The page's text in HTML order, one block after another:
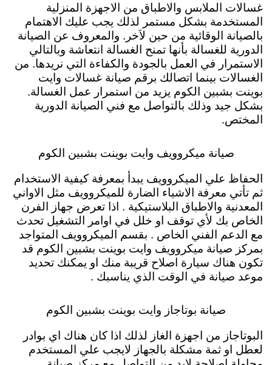
غسالات الملابس والاطباق من الاجهزة المنزلية
المستخدمة بشكل مستمر لذلك يجب عليك الاهتمام
بالصيانة الوقائية من حين لاَخر. والمعروف عن الصيانة
الدورية للغسالة بأنها تمنح الغسالة انتعاشة وبالتالي
الاستمرار في العمل بالجودة والكفاءة التي نريدها. من
الغسالات بينما اتصالك برقم صيانة غسالات وايت
بوينت بشبين الكوم يزيد من استمرار عمل الغسالة.
بشكل جيد وذلك بالتواصل مع فني الصيانة الدورية
المختص.
صيانة ميكروويف وايت بوينت بشبين الكوم
الحفاظ علي الميكروويف يبدأ بمعرفة كيفية الاستخدام
ثم تأتي معرفة الاشياء الضارة للميكروويف مثل الاواني
المعدنية والاطباق البلاستيكية . اذا تعرض جهاز الفرن
الخاص بك لأي توقف او خلل في اوامر التشغيل تحدث
مع الدعم الفني الخاص . بقسم الميكروويف المتواجد
بمركز صيانة ميكروويف وايت بوينت بشبين الكوم قد
تكون هناك سيارة اصلاح قريبة منك او يمكنك تحديد
موعد صيانة في الوقت الذي يناسبك .
صيانة بوتاجاز وايت بوينت بشبين الكوم
البوتاجاز من اجهزة الغاز لذلك اذا كان هناك اي بوادر
لعطل او ثمة مشكلة بالجهاز لايجب علي المستخدم